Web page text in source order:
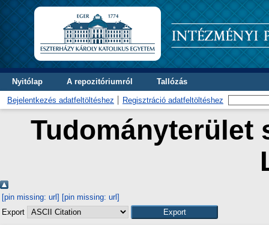
Nyitólap A repozitóriumról Tallózás
Bejelentkezés adatfeltöltéshez Regisztráció adatfeltöltéshez
Tudományterület
[pin missing: url] [pin missing: url]
Export